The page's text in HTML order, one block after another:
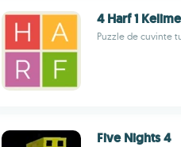
4 Harf 1 Kelime
Puzzle de cuvinte
Five Nights 4